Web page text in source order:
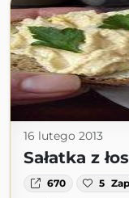
16 lutego 2013
Sałatka z
670 5